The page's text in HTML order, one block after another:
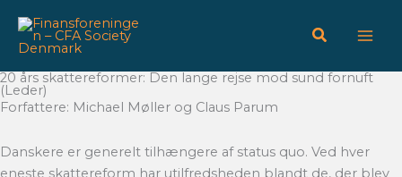
indholdet
20 års skattereformer: Den lange rejse mod sund fornuft
(Leder)
Forfattere: Michael Møller og Claus Parum
Danskere er generelt tilhængere af status quo. Ved hver
eneste skattereform har utilfredsheden blandt de, der blev